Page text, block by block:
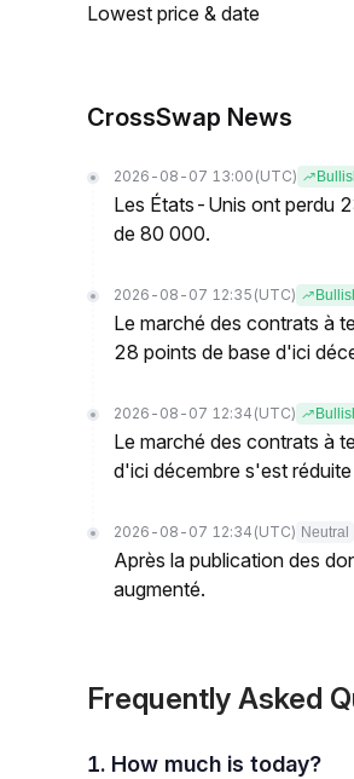
Lowest price & date
CrossSwap News
2026-08-07 13:00 (UTC)
Les États-Unis ont perdu
de 80 000.
2026-08-07 12:35 (UTC)
Le marché des contrats à
28 points de base d'ici
2026-08-07 12:34 (UTC)
Le marché des contrats à
d'ici décembre s'est
2026-08-07 12:34 (UTC) Neutral
Après la publication des
augmenté.
Frequently Asked
1. How much is today?